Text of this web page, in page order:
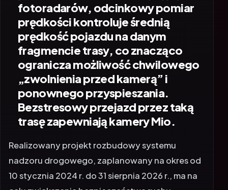
prędkości kontroluje średnią
prędkość pojazdu na danym
fragmencie trasy, co znacząco
ogranicza możliwość chwilowego
„zwolnienia przed kamerą” i
ponownego przyspieszania.
Bezstresowy przejazd przez taką
trasę zapewniają kamery Mio.
nadzoru drogowego, zaplanowany na okres od
10 stycznia 2024 r. do 31 sierpnia 2026 r., ma na
celu zwiększenie bezpieczeństwa ruchu